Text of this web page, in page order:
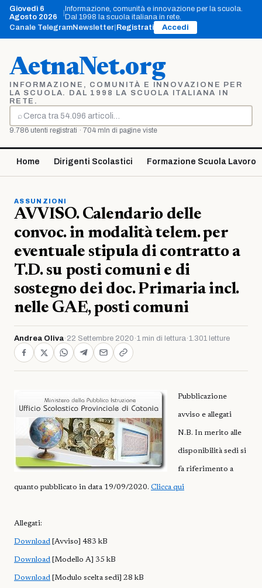
Vai
contenuto
Giovedì 6
Agosto 2026
Informazione, comunità e innovazione per la scuola.
Dal 1998 la scuola italiana in rete.
Canale TelegramNewsletter Registrati Accedi
AetnaNet.org
INFORMAZIONE, COMUNITÀ E INNOVAZIONE PER
LA SCUOLA. DAL 1998 LA SCUOLA ITALIANA IN
RETE.
⌕
Cerca
9.786 utenti registrati · 704 mln di pagine viste
Home Dirigenti Scolastici Formazione Scuola Lavoro
ASSUNZIONI
AVVISO. Calendario delle
convoc. in modalità telem. per
eventuale stipula di contratto a
T.D. su posti comuni e di
sostegno dei doc. Primaria incl.
nelle GAE, posti comuni
Andrea Oliva· 22 Settembre 2020 ·1 min di lettura·1.301 letture
Pubblicazione
avviso e allegati
N.B. In merito alle
disponibilità sedi si
fa riferimento a
quanto pubblicato in data 19/09/2020. Clicca qui
Allegati:
Download [Avviso] 483 kB
Download [Modello A] 35 kB
Download [Modulo scelta sedi] 28 kB